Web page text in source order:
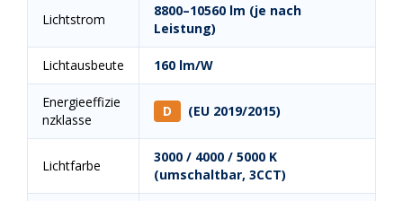
Lichtstrom
8800–10560 lm (je nach
Leistung)
Lichtausbeute 160 lm/W
Energieeffizie
nzklasse
D (EU 2019/2015)
Lichtfarbe
3000 / 4000 / 5000 K
(umschaltbar, 3CCT)